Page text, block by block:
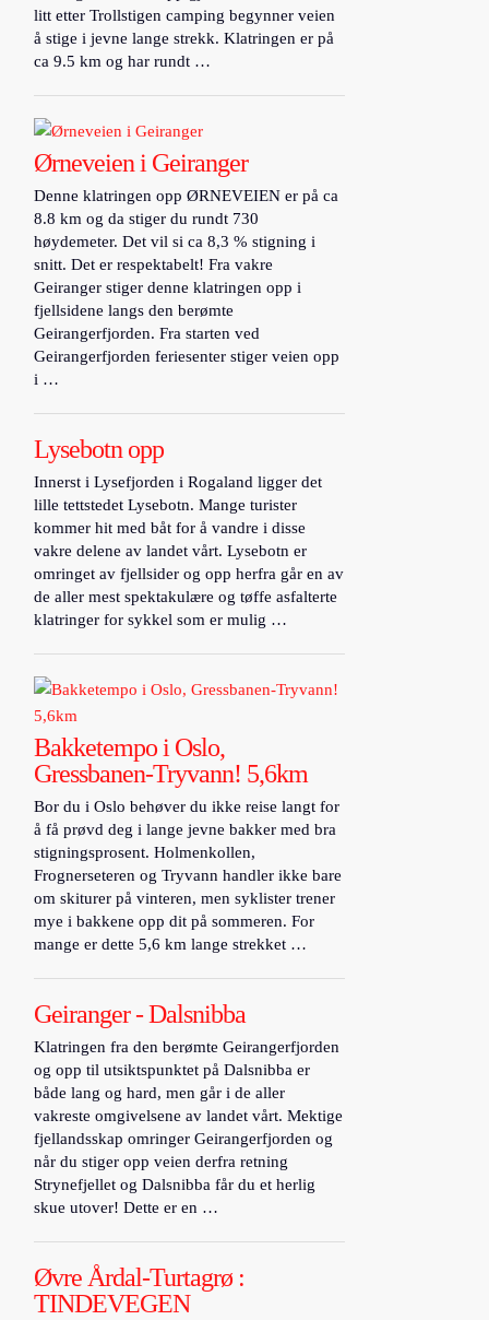
litt etter Trollstigen camping begynner veien
å stige i jevne lange strekk. Klatringen er på
ca 9.5 km og har rundt …
Ørneveien i Geiranger
Denne klatringen opp ØRNEVEIEN er på ca
8.8 km og da stiger du rundt 730
høydemeter. Det vil si ca 8,3 % stigning i
snitt. Det er respektabelt! Fra vakre
Geiranger stiger denne klatringen opp i
fjellsidene langs den berømte
Geirangerfjorden. Fra starten ved
Geirangerfjorden feriesenter stiger veien opp
i …
Lysebotn opp
Innerst i Lysefjorden i Rogaland ligger det
lille tettstedet Lysebotn. Mange turister
kommer hit med båt for å vandre i disse
vakre delene av landet vårt. Lysebotn er
omringet av fjellsider og opp herfra går en av
de aller mest spektakulære og tøffe asfalterte
klatringer for sykkel som er mulig …
Bakketempo i Oslo,
Gressbanen-Tryvann! 5,6km
Bor du i Oslo behøver du ikke reise langt for
å få prøvd deg i lange jevne bakker med bra
stigningsprosent. Holmenkollen,
Frognerseteren og Tryvann handler ikke bare
om skiturer på vinteren, men syklister trener
mye i bakkene opp dit på sommeren. For
mange er dette 5,6 km lange strekket …
Geiranger - Dalsnibba
Klatringen fra den berømte Geirangerfjorden
og opp til utsiktspunktet på Dalsnibba er
både lang og hard, men går i de aller
vakreste omgivelsene av landet vårt. Mektige
fjellandsskap omringer Geirangerfjorden og
når du stiger opp veien derfra retning
Strynefjellet og Dalsnibba får du et herlig
skue utover! Dette er en …
Øvre Årdal-Turtagrø :
TINDEVEGEN